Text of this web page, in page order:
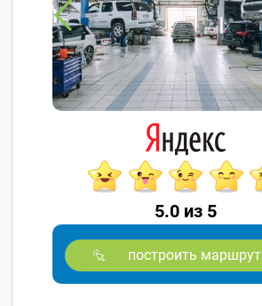
5.0 из 5
построить маршрут